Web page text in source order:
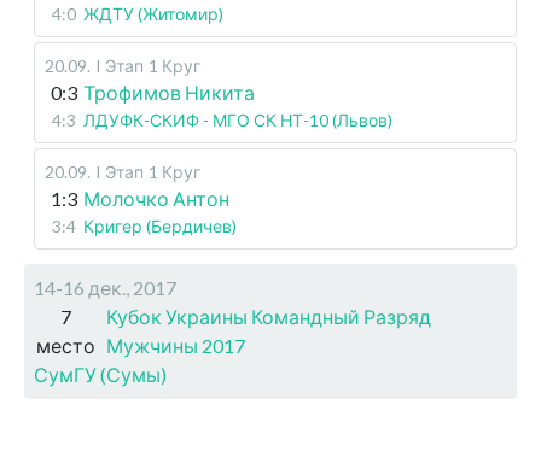
4:0 ЖДТУ (Житомир)
20.09. I Этап 1 Круг
0:3 Трофимов Никита
4:3 ЛДУФК-СКИФ - МГО СК НТ-10 (Львов)
20.09. I Этап 1 Круг
1:3 Молочко Антон
3:4 Кригер (Бердичев)
14-16 дек., 2017
7
место
Кубок Украины Командный Разряд
Мужчины 2017
СумГУ (Сумы)